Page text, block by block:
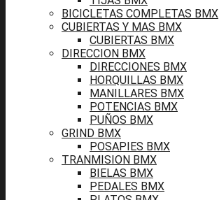
BICICLETAS COMPLETAS BMX
CUBIERTAS Y MAS BMX
CUBIERTAS BMX
DIRECCION BMX
DIRECCIONES BMX
HORQUILLAS BMX
MANILLARES BMX
POTENCIAS BMX
PUÑOS BMX
GRIND BMX
POSAPIES BMX
TRANMISION BMX
BIELAS BMX
PEDALES BMX